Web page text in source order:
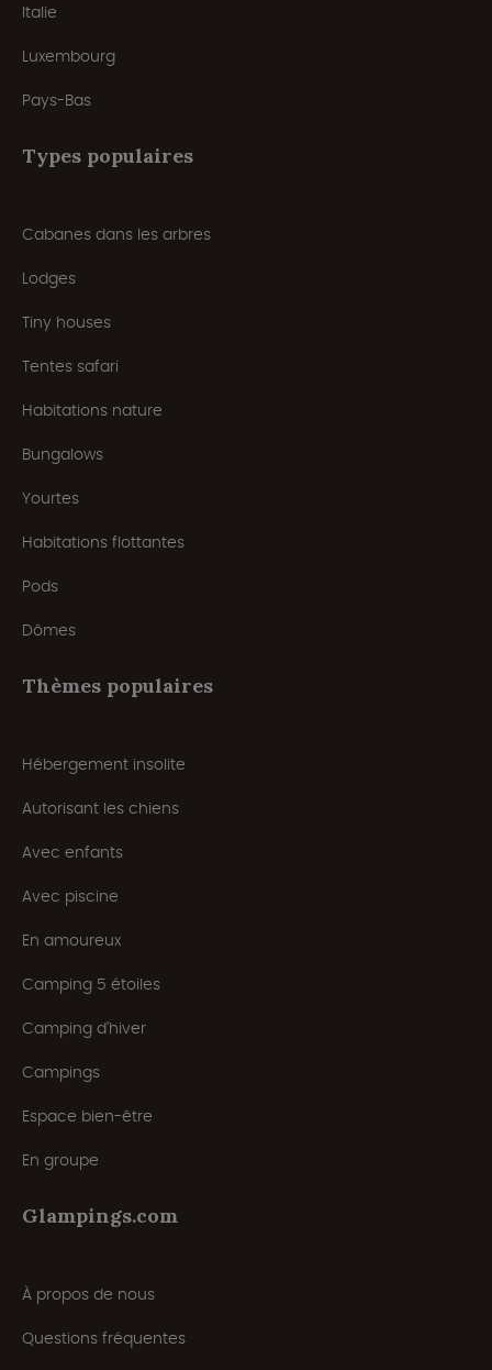
Italie
Luxembourg
Pays-Bas
Types populaires
Cabanes dans les arbres
Lodges
Tiny houses
Tentes safari
Habitations nature
Bungalows
Yourtes
Habitations flottantes
Pods
Dômes
Thèmes populaires
Hébergement insolite
Autorisant les chiens
Avec enfants
Avec piscine
En amoureux
Camping 5 étoiles
Camping d'hiver
Campings
Espace bien-être
En groupe
Glampings.com
À propos de nous
Questions fréquentes